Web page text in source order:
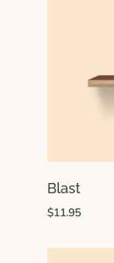
Blast
$11.95